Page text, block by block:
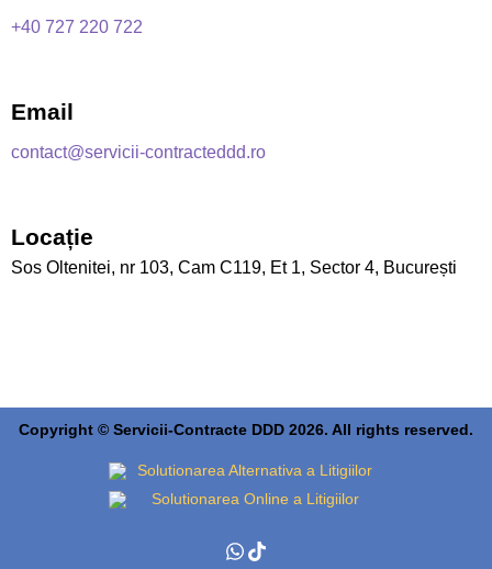
+40 727 220 722
Email
contact@servicii-contracteddd.ro
Locație
Sos Oltenitei, nr 103, Cam C119, Et 1, Sector 4, București
Copyright © Servicii-Contracte DDD 2026. All rights reserved.